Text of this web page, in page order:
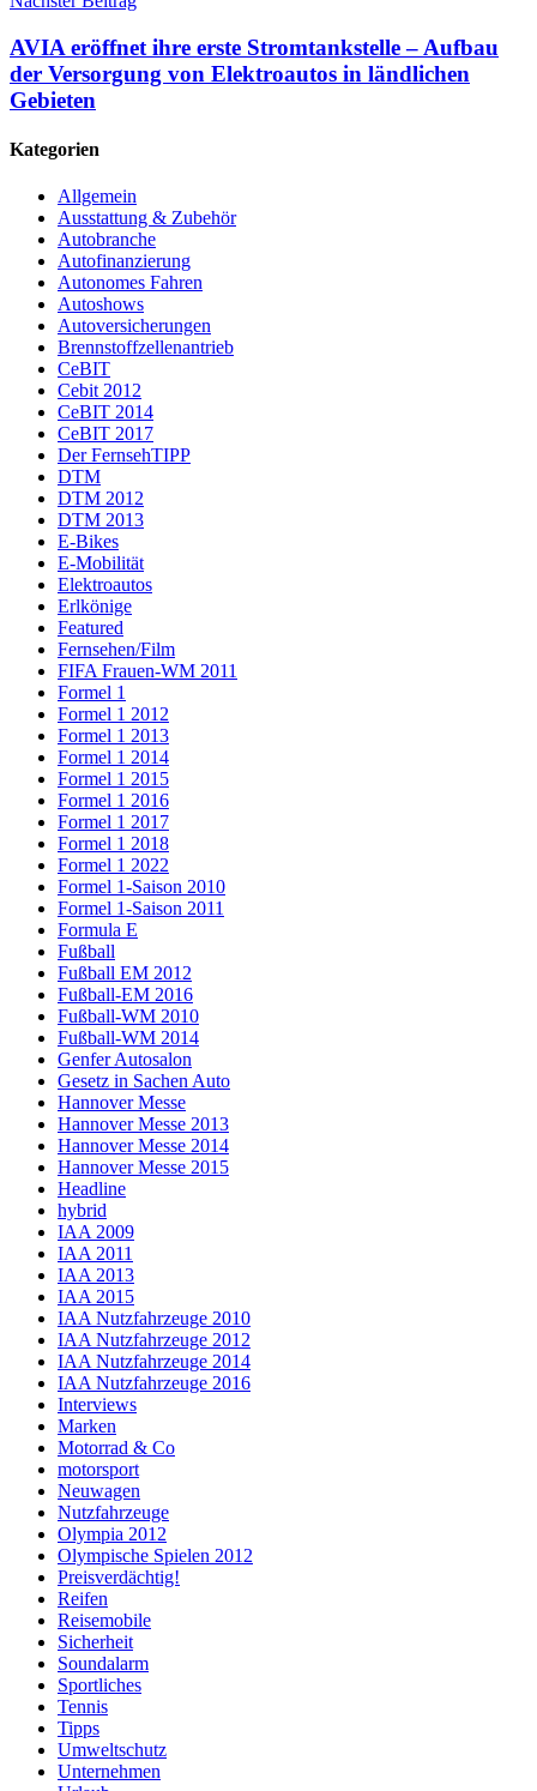
AVIA eröffnet ihre erste Stromtankstelle – Aufbau
der Versorgung von Elektroautos in ländlichen
Gebieten
Kategorien
Allgemein
Ausstattung & Zubehör
Autobranche
Autofinanzierung
Autonomes Fahren
Autoshows
Autoversicherungen
Brennstoffzellenantrieb
CeBIT
Cebit 2012
CeBIT 2014
CeBIT 2017
Der FernsehTIPP
DTM
DTM 2012
DTM 2013
E-Bikes
E-Mobilität
Elektroautos
Erlkönige
Featured
Fernsehen/Film
FIFA Frauen-WM 2011
Formel 1
Formel 1 2012
Formel 1 2013
Formel 1 2014
Formel 1 2015
Formel 1 2016
Formel 1 2017
Formel 1 2018
Formel 1 2022
Formel 1-Saison 2010
Formel 1-Saison 2011
Formula E
Fußball
Fußball EM 2012
Fußball-EM 2016
Fußball-WM 2010
Fußball-WM 2014
Genfer Autosalon
Gesetz in Sachen Auto
Hannover Messe
Hannover Messe 2013
Hannover Messe 2014
Hannover Messe 2015
Headline
hybrid
IAA 2009
IAA 2011
IAA 2013
IAA 2015
IAA Nutzfahrzeuge 2010
IAA Nutzfahrzeuge 2012
IAA Nutzfahrzeuge 2014
IAA Nutzfahrzeuge 2016
Interviews
Marken
Motorrad & Co
motorsport
Neuwagen
Nutzfahrzeuge
Olympia 2012
Olympische Spielen 2012
Preisverdächtig!
Reifen
Reisemobile
Sicherheit
Soundalarm
Sportliches
Tennis
Tipps
Umweltschutz
Unternehmen